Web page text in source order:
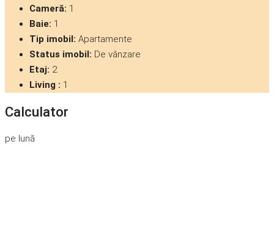
Cameră: 1
Baie: 1
Tip imobil: Apartamente
Status imobil: De vânzare
Etaj: 2
Living : 1
Calculator
pe lună